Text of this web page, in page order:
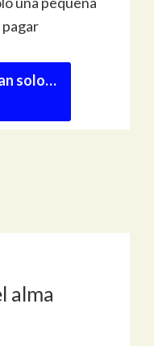
solo…
alma